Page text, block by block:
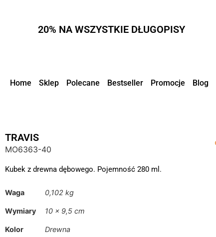
20% NA WSZYSTKIE DŁUGOPISY
Home Sklep Polecane Bestseller Promocje Blog
TRAVIS
MO6363-40
Kubek z drewna dębowego. Pojemność 280 ml.
Waga 0,102 kg
Wymiary 10 × 9,5 cm
Kolor Drewna